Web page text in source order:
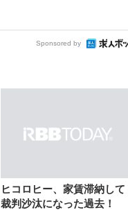
Sponsored by
ヒコロヒー、家賃滞納して
裁判沙汰になった過去！